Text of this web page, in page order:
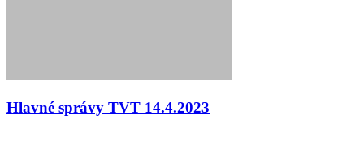
Hlavné správy TVT 14.4.2023